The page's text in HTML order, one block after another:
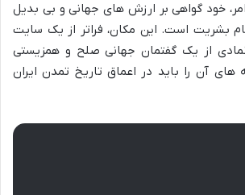
خود گواهی بر ارزش های جهانی و بی بدیل
بشریت است. این مکان، فراتر از یک سایت
از یک گفتمان جهانی صلح و همزیستی
آن را باید در اعماق تاریخ تمدن ایران